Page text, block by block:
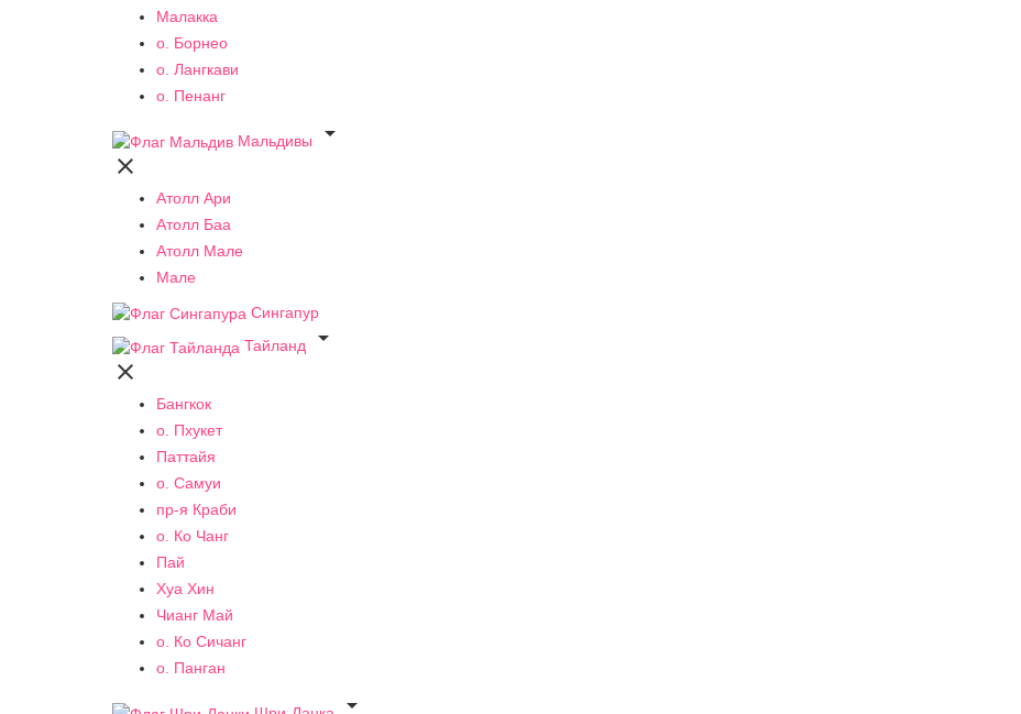
Малакка
о. Борнео
о. Лангкави
о. Пенанг
Мальдивы


Атолл Ари
Атолл Баа
Атолл Мале
Мале
Сингапур
Тайланд


Бангкок
о. Пхукет
Паттайя
о. Самуи
пр-я Краби
о. Ко Чанг
Пай
Хуа Хин
Чианг Май
о. Ко Сичанг
о. Панган
